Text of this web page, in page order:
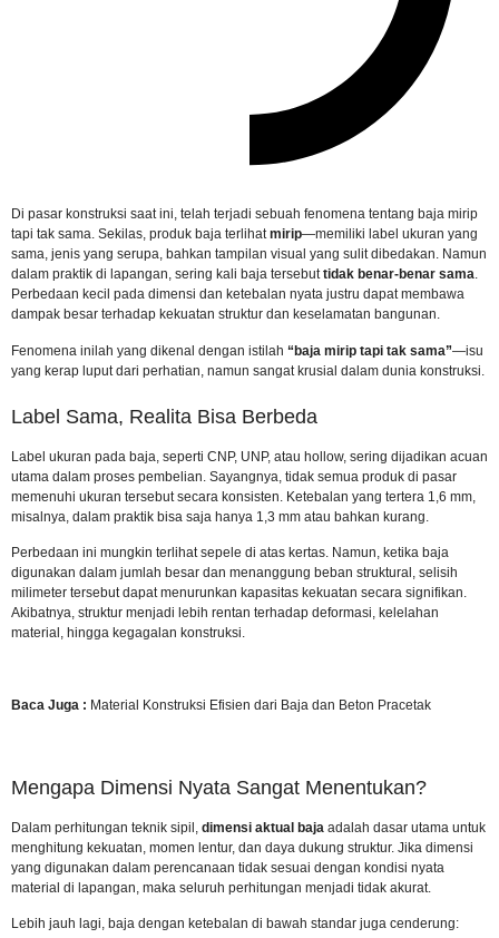
Di pasar konstruksi saat ini, telah terjadi sebuah fenomena tentang baja mirip
tapi tak sama. Sekilas, produk baja terlihatmirip—memiliki label ukuran yang
sama, jenis yang serupa, bahkan tampilan visual yang sulit dibedakan. Namun
dalam praktik di lapangan, sering kali baja tersebuttidak benar-benar sama.
Perbedaan kecil pada dimensi dan ketebalan nyata justru dapat membawa
dampak besar terhadap kekuatan struktur dan keselamatan bangunan.
Fenomena inilah yang dikenal dengan istilah “baja mirip tapi tak sama”—isu
yang kerap luput dari perhatian, namun sangat krusial dalam dunia konstruksi.
Label Sama, Realita Bisa Berbeda
Label ukuran pada baja, seperti CNP, UNP, atau hollow, sering dijadikan acuan
utama dalam proses pembelian. Sayangnya, tidak semua produk di pasar
memenuhi ukuran tersebut secara konsisten. Ketebalan yang tertera 1,6 mm,
misalnya, dalam praktik bisa saja hanya 1,3 mm atau bahkan kurang.
Perbedaan ini mungkin terlihat sepele di atas kertas. Namun, ketika baja
digunakan dalam jumlah besar dan menanggung beban struktural, selisih
milimeter tersebut dapat menurunkan kapasitas kekuatan secara signifikan.
Akibatnya, struktur menjadi lebih rentan terhadap deformasi, kelelahan
material, hingga kegagalan konstruksi.
Baca Juga : Material Konstruksi Efisien dari Baja dan Beton Pracetak
Mengapa Dimensi Nyata Sangat Menentukan?
Dalam perhitungan teknik sipil , dimensi aktual baja adalah dasar utama untuk
menghitung kekuatan, momen lentur, dan daya dukung struktur. Jika dimensi
yang digunakan dalam perencanaan tidak sesuai dengan kondisi nyata
material di lapangan, maka seluruh perhitungan menjadi tidak akurat.
Lebih jauh lagi, baja dengan ketebalan di bawah standar juga cenderung: